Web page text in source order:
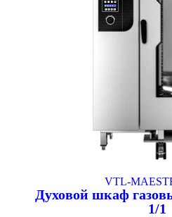
VTL-
Духовой шкаф
1/1